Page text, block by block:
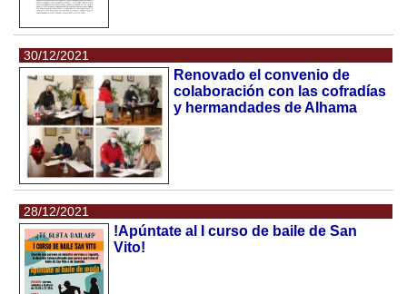
30/12/2021
Renovado el convenio de
colaboración con las cofradías
y hermandades de Alhama
28/12/2021
!Apúntate al I curso de baile de San
Vito!